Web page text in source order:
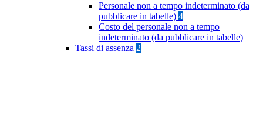
Personale non a tempo indeterminato (da
pubblicare in tabelle) 4
Costo del personale non a tempo
indeterminato (da pubblicare in tabelle)
Tassi di assenza 2